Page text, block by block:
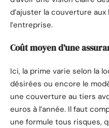
d’ajuster la couverture
l’entreprise.
Coût moyen d’une
Ici, la prime varie selon la
désirées ou encore le
une couverture au tiers
euros à l’année. Il faut
une formule tous risques,